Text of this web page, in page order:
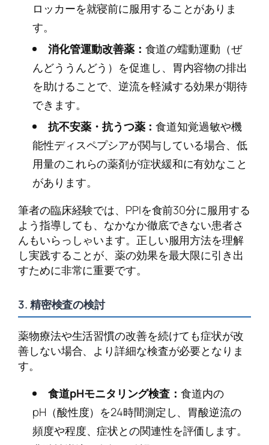
ロッカーを就寝前に服用することがありま
す。
消化管運動改善薬： 食道の蠕動運動（ぜ
んどううんどう）を促進し、胃内容物の排出
を助けることで、逆流を軽減する効果が期待
できます。
抗不安薬・抗うつ薬：食道知覚過敏や機
能性ディスペプシアが関与している場合、低
用量のこれらの薬剤が症状緩和に有効なこと
があります。
筆者の臨床経験では、PPIを食前30分に服用する
よう指導しても、なかなか徹底できない患者さ
んもいらっしゃいます。正しい服用方法を理解
し実践することが、薬の効果を最大限に引き出
すために非常に重要です。
3. 精密検査の検討
薬物療法や生活習慣の改善を続けても症状が改
善しない場合、より詳細な検査が必要となりま
す。
食道pHモニタリング検査：食道内の
pH（酸性度）を24時間測定し、胃酸逆流の
頻度や程度、症状との関連性を評価します。